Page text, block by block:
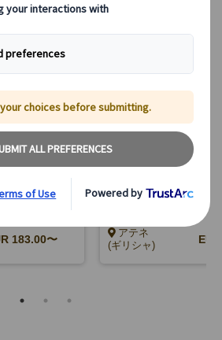
ロポリスとア
内！午前観
認ガイド
183.00〜
博物館をご案内！午後
券、日本語公認ガイド
アテネ
(ギリシャ)